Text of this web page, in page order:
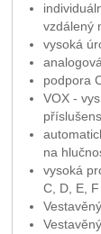
vzdálený
vysoká
podpora
VOX -
na
vysoká
C, D, E,